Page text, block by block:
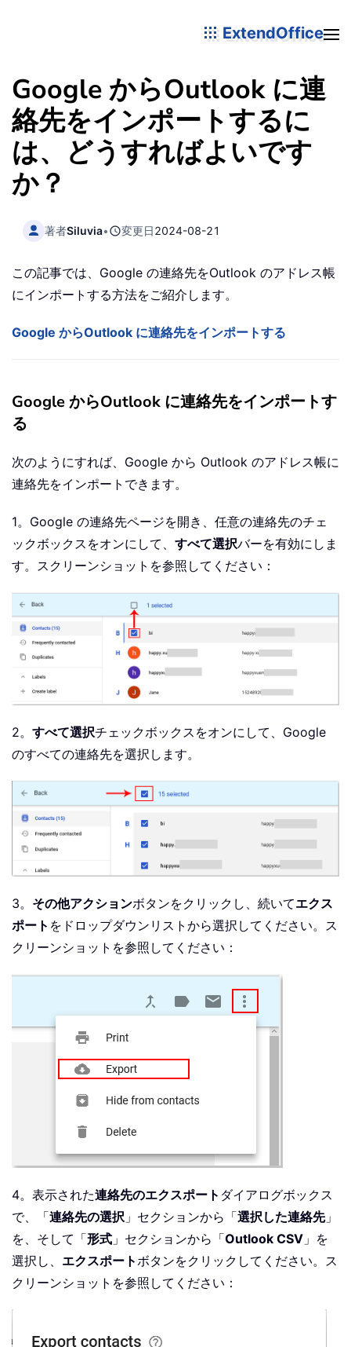
ExtendOffice
Google からOutlook に連
絡先をインポートするに
は、どうすればよいです
か？
著者Siluvia• 変更日2024-08-21
この記事では、Google の連絡先をOutlook のアドレス帳
にインポートする方法をご紹介します。
Google からOutlook に連絡先をインポートする
Google からOutlook に連絡先をインポートす
る
次のようにすれば、Google から Outlook のアドレス帳に
連絡先をインポートできます。
1。Google の連絡先ページを開き、任意の連絡先のチェ
ックボックスをオンにして、 すべて選択バーを有効にしま
す。スクリーンショットを参照してください：
2。 すべて選択チェックボックスをオンにして、Google
のすべての連絡先を選択します。
3。 その他アクションボタンをクリックし、続いてエクス
ポート をドロップダウンリストから選択してください。ス
クリーンショットを参照してください：
4。表示された連絡先のエクスポート ダイアログボックス
で、「連絡先の選択 」セクションから「選択した連絡先」
を、そして「形式 」セクションから「Outlook CSV 」を
選択し、 エクスポートボタンをクリックしてください。ス
クリーンショットを参照してください：